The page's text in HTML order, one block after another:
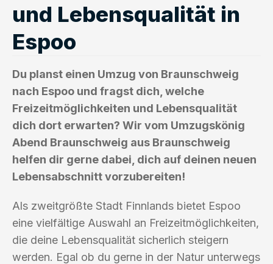
und Lebensqualität in
Espoo
Du planst einen Umzug von Braunschweig
nach Espoo und fragst dich, welche
Freizeitmöglichkeiten und Lebensqualität
dich dort erwarten? Wir vom Umzugskönig
Abend Braunschweig aus Braunschweig
helfen dir gerne dabei, dich auf deinen neuen
Lebensabschnitt vorzubereiten!
Als zweitgrößte Stadt Finnlands bietet Espoo
eine vielfältige Auswahl an Freizeitmöglichkeiten,
die deine Lebensqualität sicherlich steigern
werden. Egal ob du gerne in der Natur unterwegs